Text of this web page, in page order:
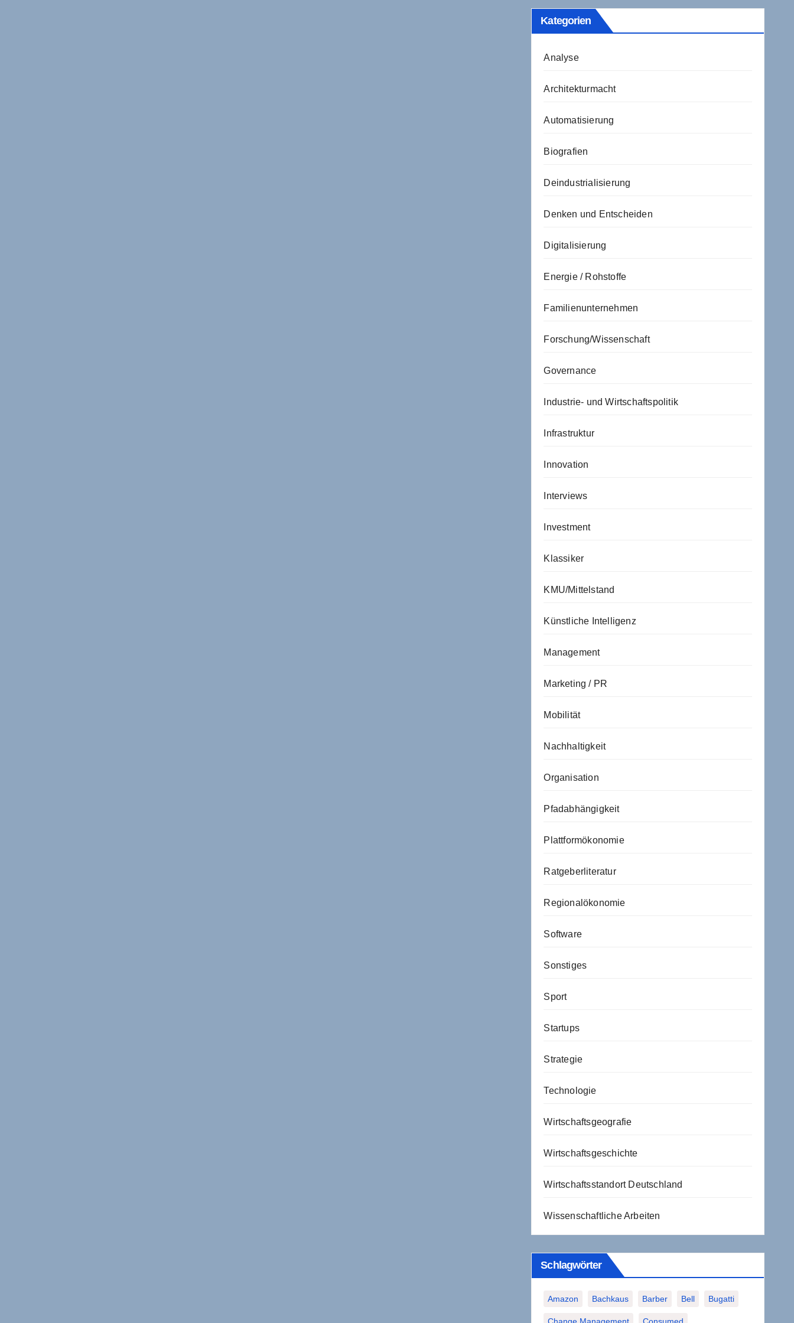
Kategorien
Analyse
Architekturmacht
Automatisierung
Biografien
Deindustrialisierung
Denken und Entscheiden
Digitalisierung
Energie / Rohstoffe
Familienunternehmen
Forschung/Wissenschaft
Governance
Industrie- und Wirtschaftspolitik
Infrastruktur
Innovation
Interviews
Investment
Klassiker
KMU/Mittelstand
Künstliche Intelligenz
Management
Marketing / PR
Mobilität
Nachhaltigkeit
Organisation
Pfadabhängigkeit
Plattformökonomie
Ratgeberliteratur
Regionalökonomie
Software
Sonstiges
Sport
Startups
Strategie
Technologie
Wirtschaftsgeografie
Wirtschaftsgeschichte
Wirtschaftsstandort Deutschland
Wissenschaftliche Arbeiten
Schlagwörter
Amazon Bachkaus Barber Bell Bugatti
Change Management Consumed